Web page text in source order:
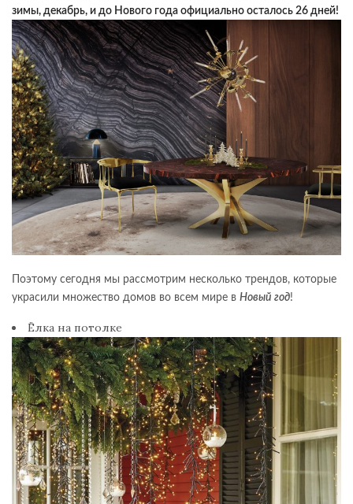
зимы, декабрь, и до Нового года официально осталось 26 дней!
Поэтому сегодня мы рассмотрим несколько трендов, которые
украсили множество домов во всем мире в Новый год!
Ёлка на потолке